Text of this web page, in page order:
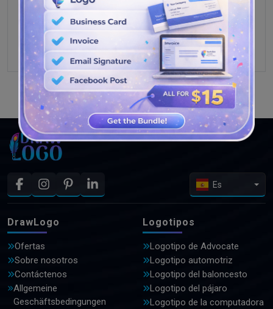
VER MÁS DISEÑOS
Es
DrawLogo
Ofertas
Sobre nosotros
Contáctenos
Allgemeine
Geschäftsbedingungen
Logotipos
Logotipo de Advocate
Logotipo automotriz
Logotipo del baloncesto
Logotipo del pájaro
Logotipo de la computadora